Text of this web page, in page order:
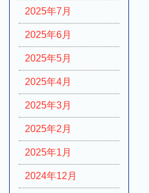
2025年7月
2025年6月
2025年5月
2025年4月
2025年3月
2025年2月
2025年1月
2024年12月